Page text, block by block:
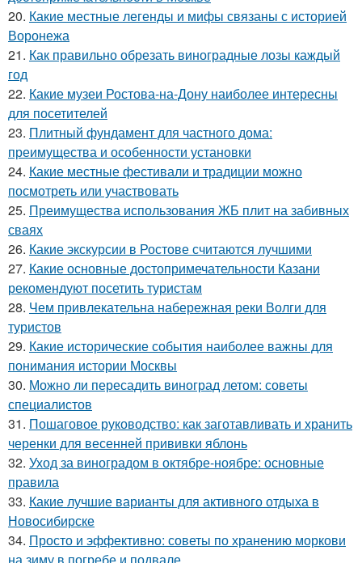
20. Какие местные легенды и мифы связаны с историей
Воронежа
21. Как правильно обрезать виноградные лозы каждый
год
22. Какие музеи Ростова-на-Дону наиболее интересны
для посетителей
23. Плитный фундамент для частного дома:
преимущества и особенности установки
24. Какие местные фестивали и традиции можно
посмотреть или участвовать
25. Преимущества использования ЖБ плит на забивных
сваях
26. Какие экскурсии в Ростове считаются лучшими
27. Какие основные достопримечательности Казани
рекомендуют посетить туристам
28. Чем привлекательна набережная реки Волги для
туристов
29. Какие исторические события наиболее важны для
понимания истории Москвы
30. Можно ли пересадить виноград летом: советы
специалистов
31. Пошаговое руководство: как заготавливать и хранить
черенки для весенней прививки яблонь
32. Уход за виноградом в октябре-ноябре: основные
правила
33. Какие лучшие варианты для активного отдыха в
Новосибирске
34. Просто и эффективно: советы по хранению моркови